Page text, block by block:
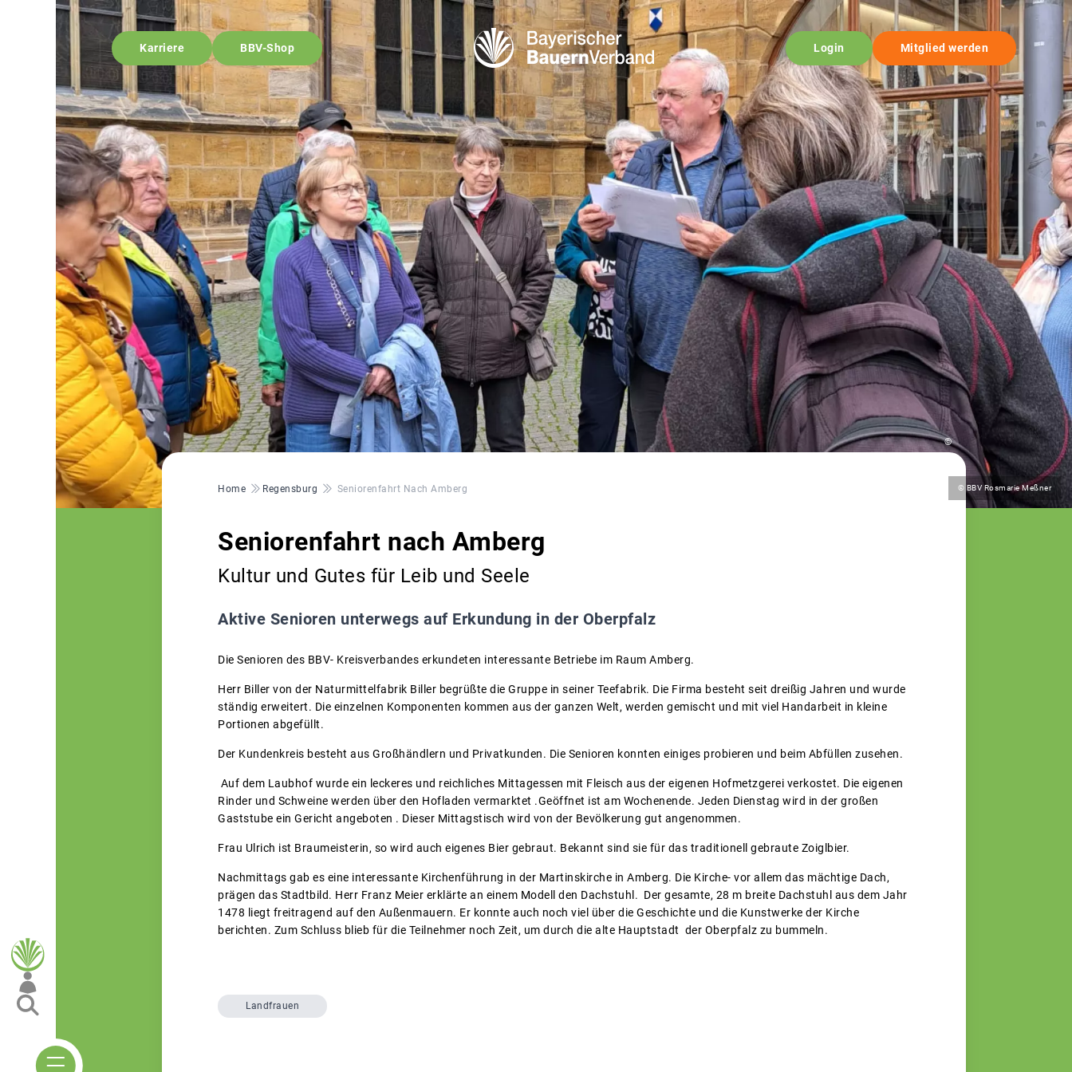
Karriere BBV-Shop Login Mitglied werden
© BBV Rosmarie Meßner
©
Pfadnavigation
Home Regensburg Seniorenfahrt Nach Amberg
Seniorenfahrt nach Amberg
Kultur und Gutes für Leib und Seele
Aktive Senioren unterwegs auf Erkundung in der Oberpfalz
Die Senioren des BBV- Kreisverbandes erkundeten interessante Betriebe im Raum Amberg.
Herr Biller von der Naturmittelfabrik Biller begrüßte die Gruppe in seiner Teefabrik. Die Firma besteht seit dreißig Jahren und wurde
ständig erweitert. Die einzelnen Komponenten kommen aus der ganzen Welt, werden gemischt und mit viel Handarbeit in kleine
Portionen abgefüllt.
Der Kundenkreis besteht aus Großhändlern und Privatkunden. Die Senioren konnten einiges probieren und beim Abfüllen zusehen.
Auf dem Laubhof wurde ein leckeres und reichliches Mittagessen mit Fleisch aus der eigenen Hofmetzgerei verkostet. Die eigenen
Rinder und Schweine werden über den Hofladen vermarktet .Geöffnet ist am Wochenende. Jeden Dienstag wird in der großen
Gaststube ein Gericht angeboten . Dieser Mittagstisch wird von der Bevölkerung gut angenommen.
Frau Ulrich ist Braumeisterin, so wird auch eigenes Bier gebraut. Bekannt sind sie für das traditionell gebraute Zoiglbier.
Nachmittags gab es eine interessante Kirchenführung in der Martinskirche in Amberg. Die Kirche- vor allem das mächtige Dach,
prägen das Stadtbild. Herr Franz Meier erklärte an einem Modell den Dachstuhl. Der gesamte, 28 m breite Dachstuhl aus dem Jahr
1478 liegt freitragend auf den Außenmauern. Er konnte auch noch viel über die Geschichte und die Kunstwerke der Kirche
berichten. Zum Schluss blieb für die Teilnehmer noch Zeit, um durch die alte Hauptstadt der Oberpfalz zu bummeln.
Landfrauen